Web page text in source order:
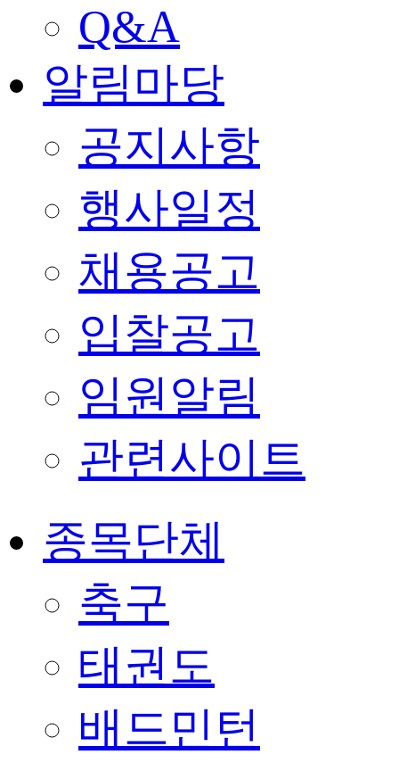
Q&A
알림마당
공지사항
행사일정
채용공고
입찰공고
임원알림
관련사이트
종목단체
축구
태권도
배드민턴